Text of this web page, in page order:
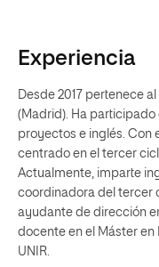
Experiencia
Desde 2017 pertenece
(Madrid). Ha
proyectos e inglés. Con
centrado en el tercer
Actualmente, imparte
coordinadora del tercer
ayudante de dirección
docente en el Máster
UNIR.